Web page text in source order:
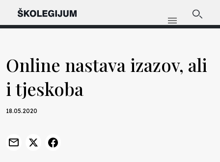
Online nastava izazov, ali
i tjeskoba
18.05.2020